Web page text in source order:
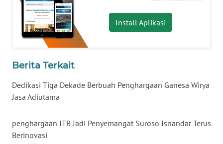
Install Aplikasi
Berita Terkait
Dedikasi Tiga Dekade Berbuah Penghargaan Ganesa Wirya
Jasa Adiutama
penghargaan ITB Jadi Penyemangat Suroso Isnandar Terus
Berinovasi
WN
KALTARA
WN
WN
KALTIM
WN
SULSEL